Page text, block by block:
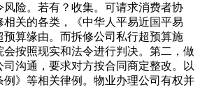
险。若有？收集。可请求消费者协
关的各类，《中华人平易近国平易
算缘由。而拆修公司私行超预算施
按照现实和法令进行判决。第二，做
沟通，要求对方按合同商定整改。以
》等相关律例。物业办理公司有权并